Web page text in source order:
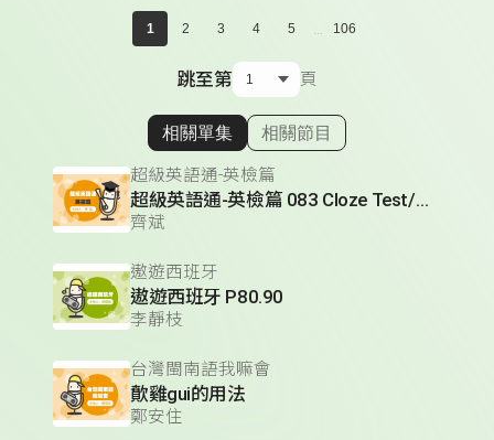
1 2 3 4 5 ... 106
跳至第 頁
顯示相關單集
相關單集 相關節目
超級英語通-英檢篇
超級英語通-英檢篇 083 Cloze Test/段落填空-13
齊斌
遨遊西班牙
遨遊西班牙 P80.90
李靜枝
台灣閩南語我嘛會
歕雞gui的用法
鄭安住